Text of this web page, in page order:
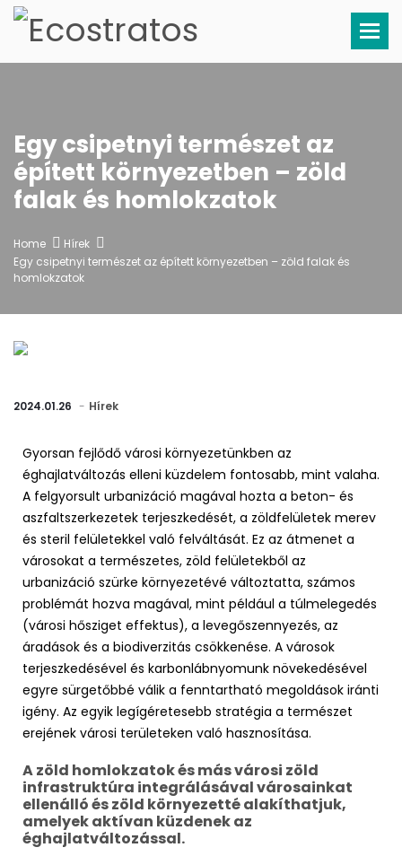
Egy csipetnyi természet az
épített környezetben – zöld
falak és homlokzatok
Home
Hírek
Egy csipetnyi természet az épített környezetben – zöld falak és
homlokzatok
2024.01.26 Hírek
Gyorsan fejlődő városi környezetünkben az
éghajlatváltozás elleni küzdelem fontosabb, mint valaha.
A felgyorsult urbanizáció magával hozta a beton- és
aszfaltszerkezetek terjeszkedését, a zöldfelületek merev
és steril felületekkel való felváltását. Ez az átmenet a
városokat a természetes, zöld felületekből az
urbanizáció szürke környezetévé változtatta, számos
problémát hozva magával, mint például a túlmelegedés
(városi hősziget effektus), a levegőszennyezés, az
áradások és a biodiverzitás csökkenése. A városok
terjeszkedésével és karbonlábnyomunk növekedésével
egyre sürgetőbbé válik a fenntartható megoldások iránti
igény. Az egyik legígéretesebb stratégia a természet
erejének városi területeken való hasznosítása.
A zöld homlokzatok és más városi zöld
infrastruktúra integrálásával városainkat
ellenálló és zöld környezetté alakíthatjuk,
amelyek aktívan küzdenek az
éghajlatváltozással.